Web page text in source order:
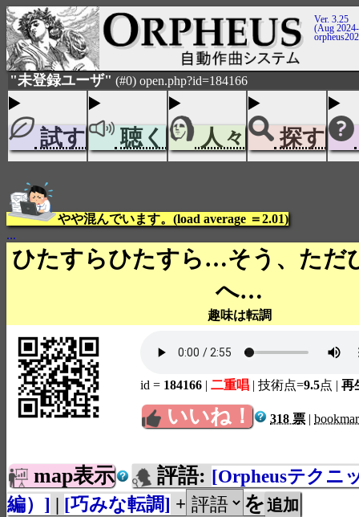
Ver. 3.25
(Aug
"未登録ユーザ" (#0) open.php?id=184166
試す 聴く 人々 探す
やや混んでいます。(load average ＝2.01)
...
ひたすらひたすら…そう、ただ
へ…
趣味は転調
id = 184166 | 二重唱 | 技術点=9.5点 | 再
いいね！ 318 票 |
map表示 評語: [Orpheusテクニ
編）] | [巧みな転調] + を